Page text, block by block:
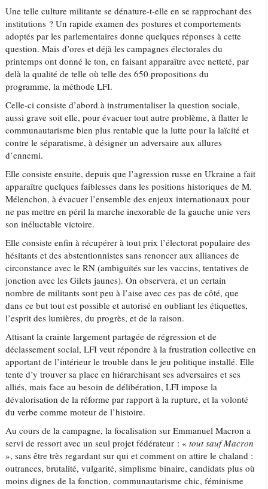
Une telle culture militante se dénature-t-elle en se rapprochant des
institutions ? Un rapide examen des postures et comportements
adoptés par les parlementaires donne quelques réponses à cette
question. Mais d’ores et déjà les campagnes électorales du
printemps ont donné le ton, en faisant apparaître avec netteté, par
delà la qualité de telle où telle des 650 propositions du
programme, la méthode LFI.
Celle-ci consiste d’abord à instrumentaliser la question sociale,
aussi grave soit elle, pour évacuer tout autre problème, à flatter le
communautarisme bien plus rentable que la lutte pour la laïcité et
contre le séparatisme, à désigner un adversaire aux allures
d’ennemi.
Elle consiste ensuite, depuis que l’agression russe en Ukraine a fait
apparaître quelques faiblesses dans les positions historiques de M.
Mélenchon, à évacuer l’ensemble des enjeux internationaux pour
ne pas mettre en péril la marche inexorable de la gauche unie vers
son inéluctable victoire.
Elle consiste enfin à récupérer à tout prix l’électorat populaire des
hésitants et des abstentionnistes sans renoncer aux alliances de
circonstance avec le RN (ambiguïtés sur les vaccins, tentatives de
jonction avec les Gilets jaunes). On observera, et un certain
nombre de militants sont peu à l’aise avec ces pas de côté, que
dans ce but tout est possible et autorisé en oubliant les étiquettes,
l’esprit des lumières, du progrès, et de la raison.
Attisant la crainte largement partagée de régression et de
déclassement social, LFI veut répondre à la frustration collective en
apportant de l’intérieur le trouble dans le jeu politique installé. Elle
tente d’y trouver sa place en hiérarchisant ses adversaires et ses
alliés, mais face au besoin de délibération, LFI impose la
dévalorisation de la réforme par rapport à la rupture, et la volonté
du verbe comme moteur de l’histoire.
Au cours de la campagne, la focalisation sur Emmanuel Macron a
servi de ressort avec un seul projet fédérateur : «tout sauf Macron
», sans être très regardant sur qui et comment on attire le chaland :
outrances, brutalité, vulgarité, simplisme binaire, candidats plus où
moins dignes de la fonction, communautarisme chic, féminisme